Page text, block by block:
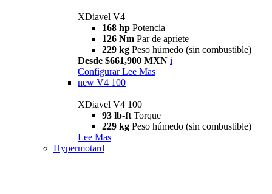
XDiavel V4
168 hp Potencia
126 Nm Par de apriete
229 kg Peso húmedo (sin combustible)
Desde $661,900 MXN i
Configurar Lee Mas
new V4 100
XDiavel V4 100
93 lb-ft Torque
229 kg Peso húmedo (sin combustible)
Lee Mas
Hypermotard